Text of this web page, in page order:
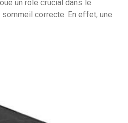
un rôle crucial dans le
correcte. En effet, une